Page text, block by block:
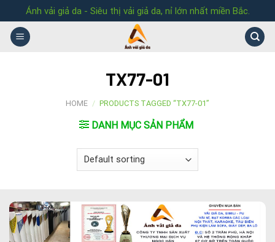
to
content
Ánh vải giả da - Siêu thị vải giả da, nỉ lớn nhất miền Bắc.
TX77-01
HOME / PRODUCTS TAGGED “TX77-01”
DANH MỤC SẢN PHẨM